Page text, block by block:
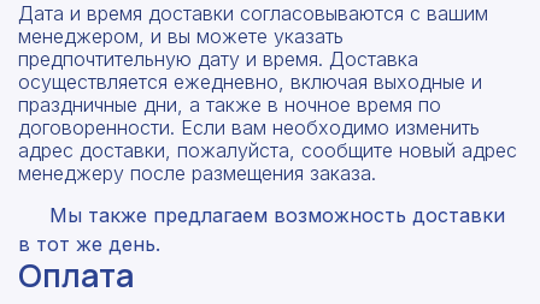
Дата и время доставки согласовываются с вашим
менеджером, и вы можете указать
предпочтительную дату и время. Доставка
осуществляется ежедневно, включая выходные и
праздничные дни, а также в ночное время по
договоренности. Если вам необходимо изменить
адрес доставки, пожалуйста, сообщите новый адрес
менеджеру после размещения заказа.
Мы также предлагаем возможность доставки
в тот же день.
Оплата